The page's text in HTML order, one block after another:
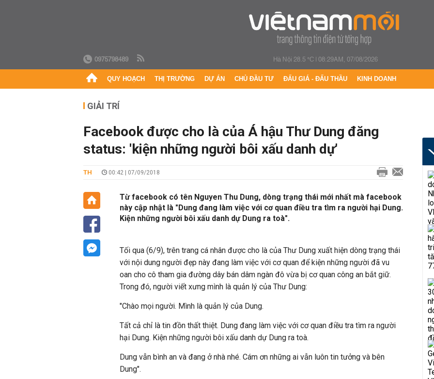
0975798489 Hà Nội 28.5 °C|08:29AM, 07/08/2026
QUY HOẠCH THỊ TRƯỜNG DỰ ÁN CHỦ ĐẦU TƯ ĐẤU GIÁ - ĐẤU THẦU KINH DOANH
GIẢI TRÍ
Facebook được cho là của Á hậu Thư Dung đăng
status: 'kiện những người bôi xấu danh dự'
TH 00:42 | 07/09/2018
Từ facebook có tên Nguyen Thu Dung, dòng trạng thái mới nhất mà facebook
này cập nhật là "Dung đang làm việc với cơ quan điều tra tìm ra người hại Dung.
Kiện những người bôi xấu danh dự Dung ra toà".
Tối qua (6/9), trên trang cá nhân được cho là của Thư Dung xuất hiện dòng trạng thái
với nội dung người đẹp này đang làm việc với cơ quan để kiện những người đã vu
oan cho cô tham gia đường dây bán dâm ngàn đô vừa bị cơ quan công an bắt giữ.
Trong đó, người viết xưng mình là quản lý của Thư Dung:
"Chào mọi người. Mình là quản lý của Dung.
Tất cả chỉ là tin đồn thất thiệt. Dung đang làm việc với cơ quan điều tra tìm ra người
hại Dung. Kiện những người bôi xấu danh dự Dung ra toà.
Dung vẫn bình an và đang ở nhà nhé. Cám ơn những ai vẫn luôn tin tưởng và bên
Dung".